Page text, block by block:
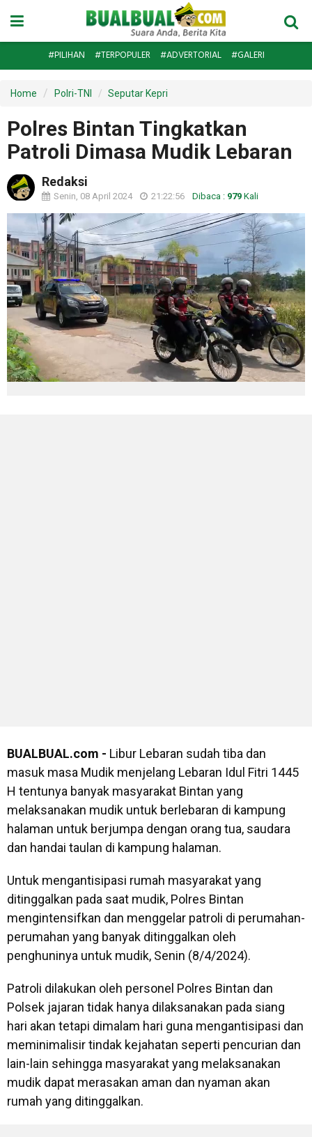
#PILIHAN #TERPOPULER #ADVERTORIAL #GALERI
Home Polri-TNI Seputar Kepri
Polres Bintan Tingkatkan
Patroli Dimasa Mudik Lebaran
Redaksi
Senin, 08 April 2024 21:22:56 Dibaca : 979 Kali
BUALBUAL.com - Libur Lebaran sudah tiba dan
masuk masa Mudik menjelang Lebaran Idul Fitri 1445
H tentunya banyak masyarakat Bintan yang
melaksanakan mudik untuk berlebaran di kampung
halaman untuk berjumpa dengan orang tua, saudara
dan handai taulan di kampung halaman.
Untuk mengantisipasi rumah masyarakat yang
ditinggalkan pada saat mudik, Polres Bintan
mengintensifkan dan menggelar patroli di perumahan-
perumahan yang banyak ditinggalkan oleh
penghuninya untuk mudik, Senin (8/4/2024).
Patroli dilakukan oleh personel Polres Bintan dan
Polsek jajaran tidak hanya dilaksanakan pada siang
hari akan tetapi dimalam hari guna mengantisipasi dan
meminimalisir tindak kejahatan seperti pencurian dan
lain-lain sehingga masyarakat yang melaksanakan
mudik dapat merasakan aman dan nyaman akan
rumah yang ditinggalkan.